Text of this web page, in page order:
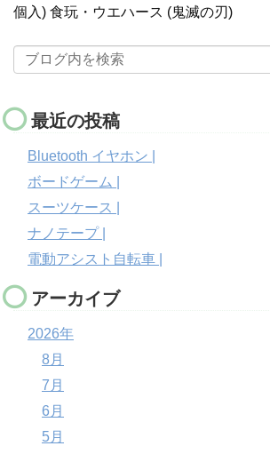
個入) 食玩・ウエハース (鬼滅の刃)
最近の投稿
Bluetooth イヤホン |
ボードゲーム |
スーツケース |
ナノテープ |
電動アシスト自転車 |
アーカイブ
2026年
8月
7月
6月
5月